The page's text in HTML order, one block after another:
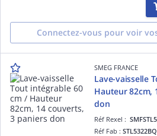
Connectez-vous pour voir
SMEG FRANCE
Lave-vaisselle
Hauteur 82cm,
don
Réf Rexel :
Réf Fab :